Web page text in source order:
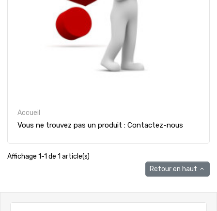
Accueil
Vous ne trouvez pas un produit : Contactez-nous
Affichage 1-1 de 1 article(s)
Retour en haut 